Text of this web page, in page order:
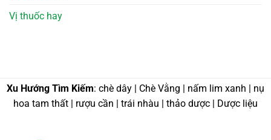
Vị thuốc hay
Xu Hướng Tìm Kiếm: chè dây | Chè Vằng | nấm lim xanh | nụ
hoa tam thất | rượu cần | trái nhàu | thảo dược | Dược liệu